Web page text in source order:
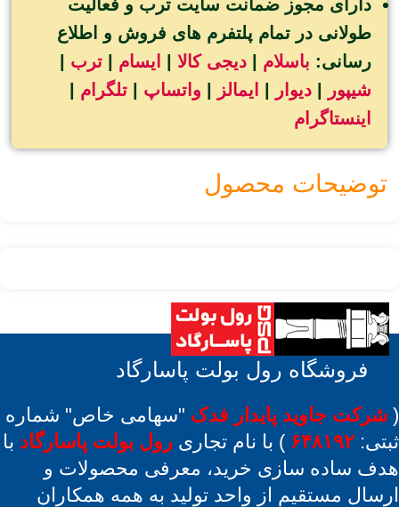
دارای مجوز ضمانت سایت ترب و فعالیت
طولانی در تمام پلتفرم های فروش و اطلاع
رسانی: باسلام دیجی کالا ایسام ترب
شیپور
دیوار ایمالز واتساپ تلگرام
اینستاگرام
توضیحات محصول
فروشگاه رول بولت پاسارگاد
( شرکت جاوید پایدار فدک "سهامی خاص" شماره
ثبتی: ۶۴۸۱۹۲ ) با نام تجاری رول بولت پاسارگاد با
هدف ساده‌ سازی خرید، معرفی محصولات و
ارسال مستقیم از واحد تولید به همه همکاران